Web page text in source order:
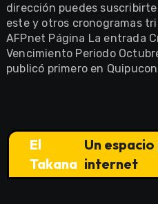
dirección puedes
este y otros cronogramas
AFPnet Página La entrada
Vencimiento Periodo
publicó primero en
El
Takana
Un
internet